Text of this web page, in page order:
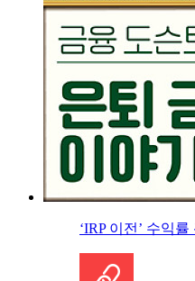
‘IRP 이전’ 수익